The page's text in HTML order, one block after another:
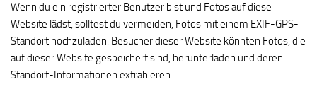
Wenn du ein registrierter Benutzer bist und Fotos auf diese
Website lädst, solltest du vermeiden, Fotos mit einem EXIF-GPS-
Standort hochzuladen. Besucher dieser Website könnten Fotos, die
auf dieser Website gespeichert sind, herunterladen und deren
Standort-Informationen extrahieren.